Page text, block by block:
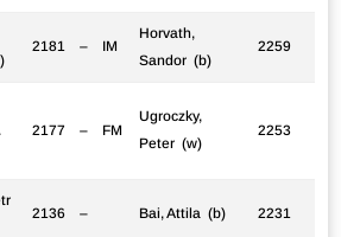
2181 – IM
Horvath,
Sandor (b)
2259
2177 – FM
Ugroczky,
Peter (w)
2253
2136 – Bai, Attila (b) 2231